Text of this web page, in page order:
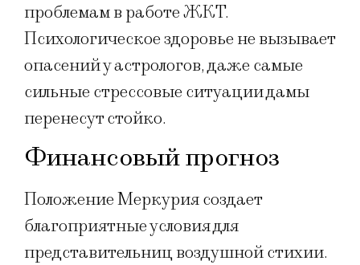
проблемам в работе ЖКТ.
Психологическое здоровье не вызывает
опасений у астрологов, даже самые
сильные стрессовые ситуации дамы
перенесут стойко.
Финансовый прогноз
Положение Меркурия создает
благоприятные условия для
представительниц воздушной стихии.